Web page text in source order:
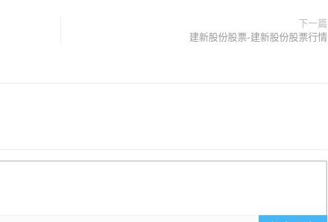
下一篇
建新股份股票-建新股份股票行情